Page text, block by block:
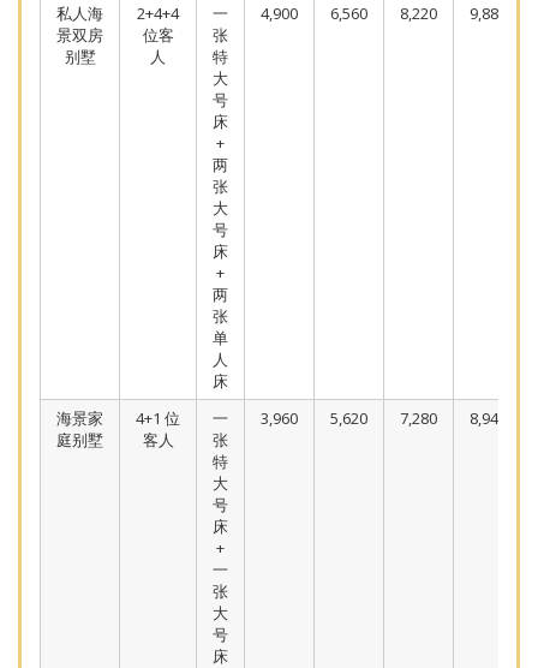
私人海
景双房
别墅
2+4+4
位客
人
一
张
特
大
号
床
+
两
张
大
号
床
+
两
张
单
人
床
4,900 6,560 8,220 9,880
海景家
庭别墅
4+1 位
客人
一
张
特
大
号
床
+
一
张
大
号
床
3,960 5,620 7,280 8,940